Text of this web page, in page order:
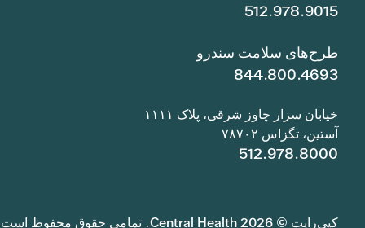
512.978.9015
طرح‌های سلامت سندرو
844.800.4693
خیابان سزار چاوز شرقی، پلاک ۱۱۱۱
آستین، تگزاس ۷۸۷۰۲
512.978.8000
کپی‌رایت © 2026 Central Health. تمامی حقوق محفوظ است.